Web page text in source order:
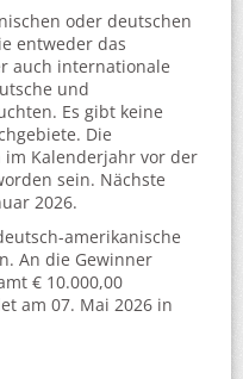
oder deutschen
entweder das
auch internationale
und
Es gibt keine
Die
Kalenderjahr vor der
sein. Nächste
2026.
amerikanische
An die Gewinner
€ 10.000,00
am 07. Mai 2026 in